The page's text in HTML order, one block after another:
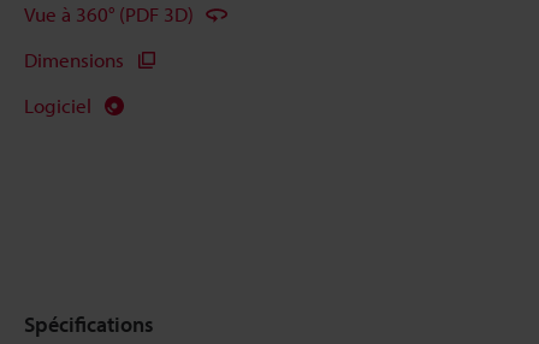
Vue à 360° (PDF 3D)
Dimensions
Logiciel
Spécifications